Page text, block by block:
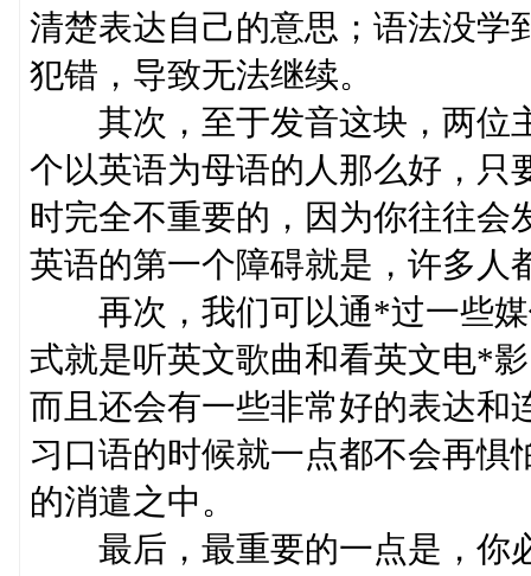
清楚表达自己的意思；语法没学
犯错，导致无法继续。
其次，至于发音这块，两位
个以英语为母语的人那么好，只
时完全不重要的，因为你往往会
英语的第一个障碍就是，许多人
再次，我们可以通*过一些媒
式就是听英文歌曲和看英文电*
而且还会有一些非常好的表达和
习口语的时候就一点都不会再惧
的消遣之中。
最后，最重要的一点是，你